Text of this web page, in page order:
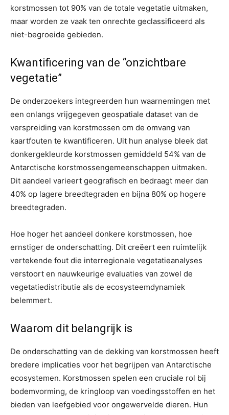
korstmossen tot 90% van de totale vegetatie uitmaken,
maar worden ze vaak ten onrechte geclassificeerd als
niet-begroeide gebieden.
Kwantificering van de “onzichtbare
vegetatie”
De onderzoekers integreerden hun waarnemingen met
een onlangs vrijgegeven geospatiale dataset van de
verspreiding van korstmossen om de omvang van
kaartfouten te kwantificeren. Uit hun analyse bleek dat
donkergekleurde korstmossen gemiddeld 54% van de
Antarctische korstmossengemeenschappen uitmaken.
Dit aandeel varieert geografisch en bedraagt ​​meer dan
40% op lagere breedtegraden en bijna 80% op hogere
breedtegraden.
Hoe hoger het aandeel donkere korstmossen, hoe
ernstiger de onderschatting. Dit creëert een ruimtelijk
vertekende fout die interregionale vegetatieanalyses
verstoort en nauwkeurige evaluaties van zowel de
vegetatiedistributie als de ecosysteemdynamiek
belemmert.
Waarom dit belangrijk is
De onderschatting van de dekking van korstmossen heeft
bredere implicaties voor het begrijpen van Antarctische
ecosystemen. Korstmossen spelen een cruciale rol bij
bodemvorming, de kringloop van voedingsstoffen en het
bieden van leefgebied voor ongewervelde dieren. Hun